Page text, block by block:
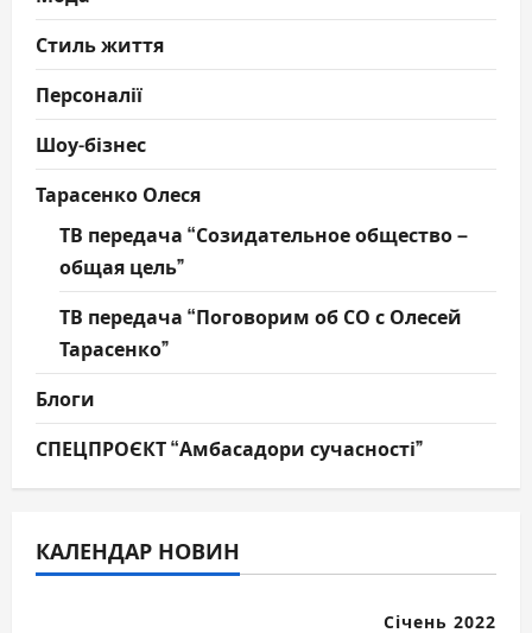
Стиль життя
Персоналії
Шоу-бізнес
Тарасенко Олеся
ТВ передача “Созидательное общество –
общая цель”
ТВ передача “Поговорим об СО с Олесей
Тарасенко”
Блоги
СПЕЦПРОЄКТ “Амбасадори сучасності”
КАЛЕНДАР НОВИН
Січень 2022